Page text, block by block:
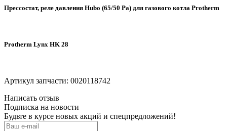
Прессостат, реле давления Hubo (65/50 Pa) для газового котла Protherm
Protherm Lynx HK 28
Артикул запчасти: 0020118742
Написать отзыв
Подписка на новости
Будьте в курсе новых акций и спецпредложений!